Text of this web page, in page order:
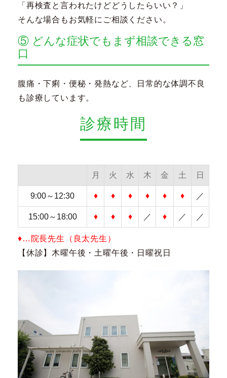
「再検査と言われたけどどうしたらいい？」
そんな場合もお気軽にご相談ください。
⑤ どんな症状でもまず相談できる窓
口
腹痛・下痢・便秘・発熱など、日常的な体調不良
も診療しています。
診療時間
月 火 水 木 金 土 日
9:00～12:30 ♦ ♦ ♦ ♦ ♦ ♦ ／
15:00～18:00 ♦ ♦ ♦ ／ ♦ ／ ／
♦…院長先生（良太先生）
【休診】木曜午後・土曜午後・日曜祝日